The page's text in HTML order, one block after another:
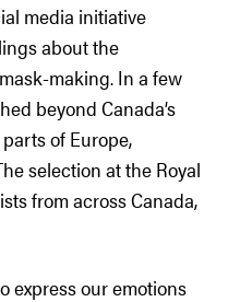
media initiative
about the
making. In a few
beyond Canada’s
of Europe,
selection at the Royal
from across Canada,
express our emotions